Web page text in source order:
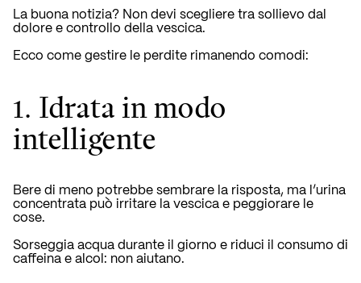
La buona notizia? Non devi scegliere tra sollievo dal
dolore e controllo della vescica.
Ecco come gestire le perdite rimanendo comodi:
1. Idrata in modo
intelligente
Bere di meno potrebbe sembrare la risposta, ma l’urina
concentrata può irritare la vescica e peggiorare le
cose.
Sorseggia acqua durante il giorno e riduci il consumo di
caffeina e alcol: non aiutano.